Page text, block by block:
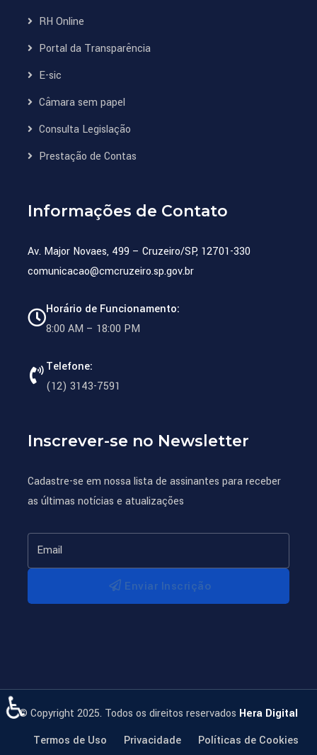
RH Online
Portal da Transparência
E-sic
Câmara sem papel
Consulta Legislação
Prestação de Contas
Informações de Contato
Av. Major Novaes, 499 – Cruzeiro/SP, 12701-330
comunicacao@cmcruzeiro.sp.gov.br
Horário de Funcionamento:
8:00 AM – 18:00 PM
Telefone:
(12) 3143-7591
Inscrever-se no Newsletter
Cadastre-se em nossa lista de assinantes para receber
as últimas notícias e atualizações
Enviar Inscrição
© Copyright 2025. Todos os direitos reservados Hera Digital
Termos de Uso
Privacidade Políticas de Cookies